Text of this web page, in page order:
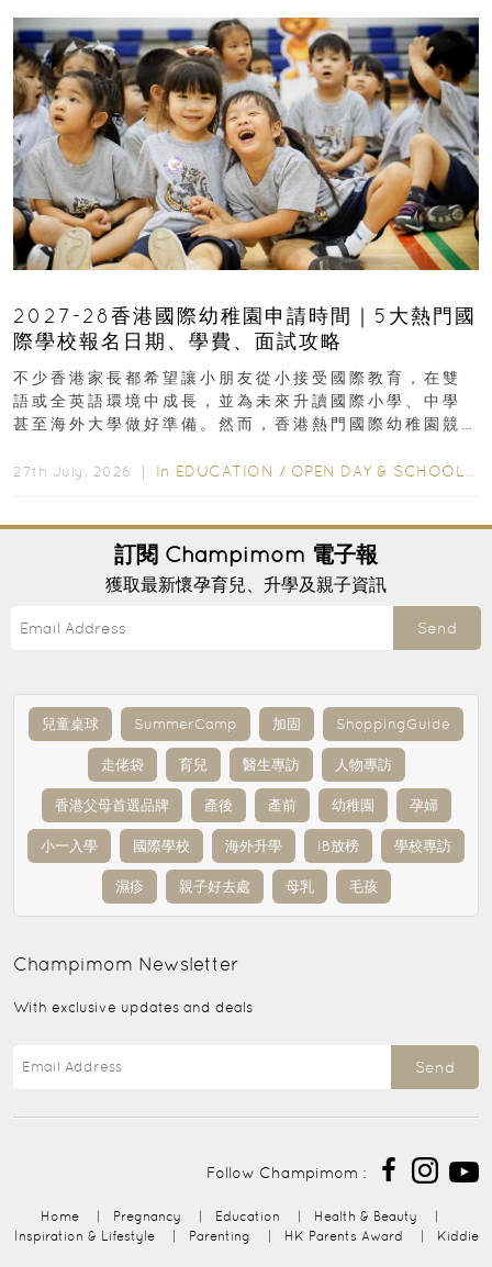
2027-28香港國際幼稚園申請時間｜5大熱門國
際學校報名日期、學費、面試攻略
不少香港家長都希望讓小朋友從小接受國際教育，在雙
語或全英語環境中成長，並為未來升讀國際小學、中學
甚至海外大學做好準備。然而，香港熱門國際幼稚園競
27th July, 2026 ｜ In EDUCATION / OPEN DAY & SCHOOL EVENTS
訂閱 Champimom 電子報
獲取最新懷孕育兒、升學及親子資訊
Send
兒童桌球 SummerCamp 加固 ShoppingGuide
走佬袋 育兒 醫生專訪 人物專訪
香港父母首選品牌 產後 產前 幼稚園 孕婦
小一入學 國際學校 海外升學 IB放榜 學校專訪
濕疹 親子好去處 母乳 毛孩
Champimom Newsletter
With exclusive updates and deals
Send
Follow Champimom :
Home | Pregnancy | Education | Health & Beauty
|
Inspiration & Lifestyle
| Parenting | HK Parents Award | Kiddie